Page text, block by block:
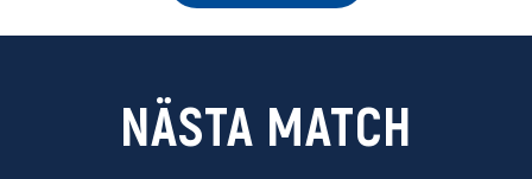
NÄSTA MATCH